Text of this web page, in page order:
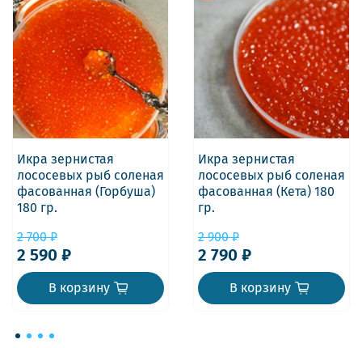
Икра зернистая
лососевых рыб соленая
фасованная (Горбуша)
180 гр.
2 700 ₽
2 590 ₽
В корзину
Икра зернистая
лососевых рыб соленая
фасованная (Кета) 180
гр.
2 900 ₽
2 790 ₽
В корзину